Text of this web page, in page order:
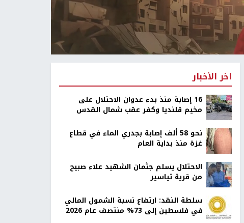
اخر الأخبار
16 إصابة منذ بدء عدوان الاحتلال على
مخيم قلنديا وكفر عقب شمال القدس
نحو 58 ألف إصابة بجدري الماء في قطاع
غزة منذ بداية العام
الاحتلال يسلم جثمان الشهيد علاء صبيح
من قرية تياسير
سلطة النقد: ارتفاع نسبة الشمول المالي
في فلسطين إلى 73% منتصف عام 2026